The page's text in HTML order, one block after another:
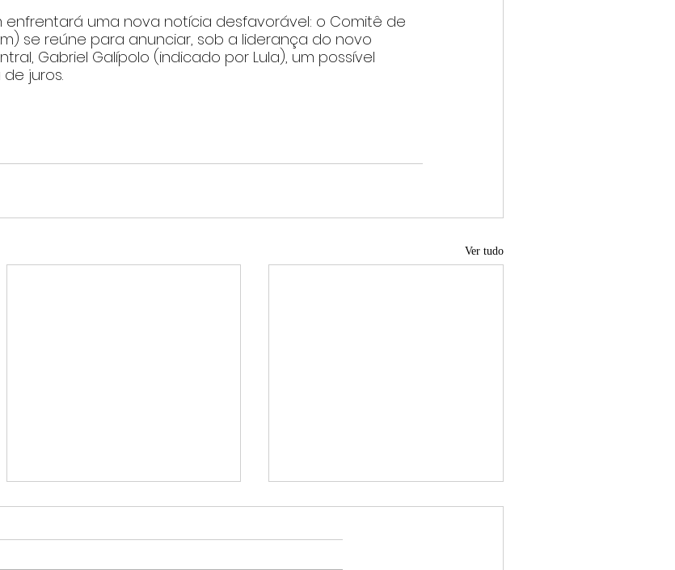
enfrentará uma nova notícia desfavorável: o Comitê de
se reúne para anunciar, sob a liderança do novo
Gabriel Galípolo (indicado por Lula), um possível
juros.
Ver tudo